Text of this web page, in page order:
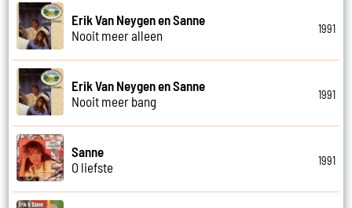
Erik Van Neygen en Sanne
Nooit meer alleen
1991
Erik Van Neygen en Sanne
Nooit meer bang
1991
Sanne
O liefste
1991